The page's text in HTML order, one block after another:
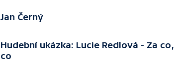
Jan Černý
Hudební ukázka: Lucie Redlová - Za co,
co